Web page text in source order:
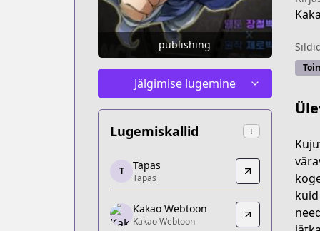
publishing
Jälgimise lugemine
Lugemiskallid ↓
Tapas
Tapas
https://tapas.io/series/log-in-murim/
Kakao Webtoon
T Tapas
Tapas
Kakao Webtoon
Kakao Webtoon